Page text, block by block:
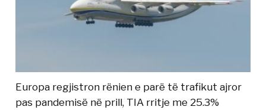
Europa regjistron rënien e parë të trafikut ajror
pas pandemisë në prill, TIA rritje me 25.3%